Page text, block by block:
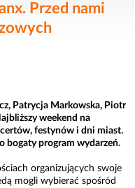
Przed nami
Patrycja Markowska, Piotr
weekend na
festynów i dni miast.
bogaty program wydarzeń.
organizujących swoje
mogli wybierać spośród